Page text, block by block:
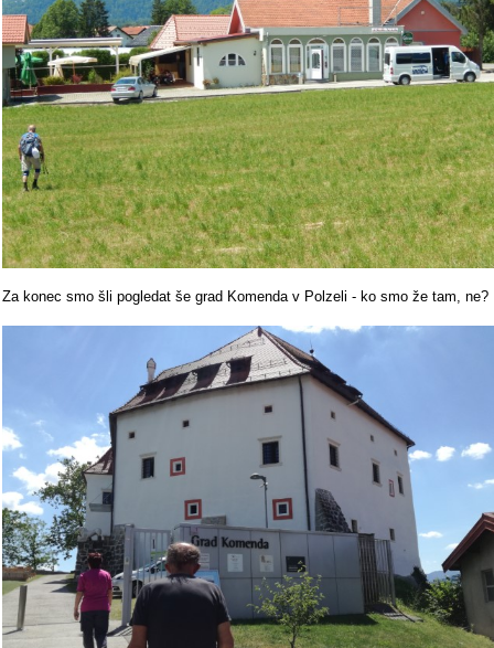
Za konec smo šli pogledat še grad Komenda v Polzeli - ko smo že tam, ne?